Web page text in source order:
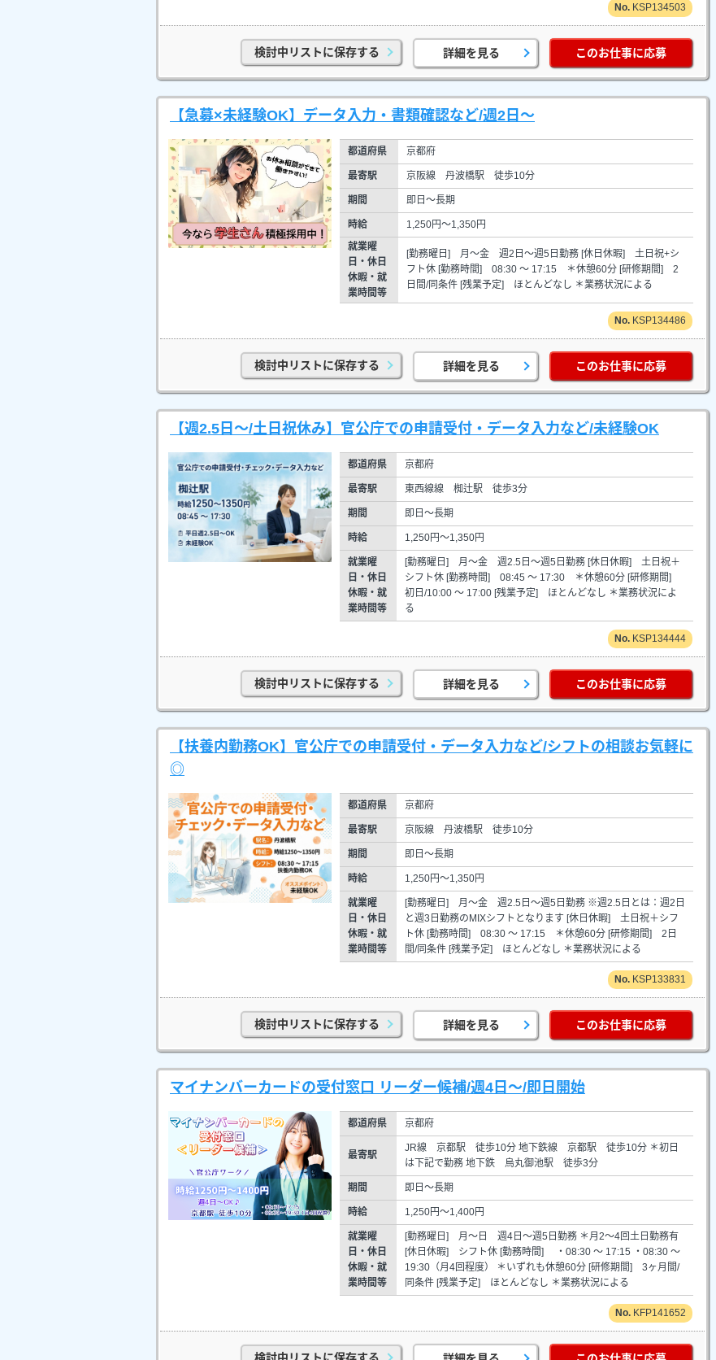
KSP134503
検討中リストに保存する 詳細を見る このお仕事に応募
【急募×未経験OK】データ入力・書類確認など/週2日～
都道府県 京都府
最寄駅 京阪線 丹波橋駅 徒歩10分
期間 即日～長期
時給
1,250円～1,350円
就業曜
日・休日
休暇・就
業時間等
[勤務曜日] 月～金 週2日～週5日勤務 [休日休暇] 土日祝+シ
フト休 [勤務時間] 08:30 ～ 17:15 ＊休憩60分 [研修期間] 2
日間/同条件 [残業予定] ほとんどなし ＊業務状況による
KSP134486
検討中リストに保存する 詳細を見る このお仕事に応募
【週2.5日～/土日祝休み】官公庁での申請受付・データ入力など/未経験OK
都道府県 京都府
最寄駅 東西線線 椥辻駅 徒歩3分
期間 即日～長期
時給 1,250円～1,350円
就業曜
日・休日
休暇・就
業時間等
[勤務曜日] 月～金 週2.5日～週5日勤務 [休日休暇] 土日祝＋
シフト休 [勤務時間] 08:45 ～ 17:30 ＊休憩60分 [研修期間]
初日/10:00 ～ 17:00 [残業予定] ほとんどなし ＊業務状況によ
る
KSP134444
検討中リストに保存する 詳細を見る このお仕事に応募
【扶養内勤務OK】官公庁での申請受付・データ入力など/シフトの相談お気軽に
◎
都道府県 京都府
最寄駅 京阪線 丹波橋駅 徒歩10分
期間 即日～長期
時給 1,250円～1,350円
就業曜
日・休日
休暇・就
業時間等
[勤務曜日] 月～金 週2.5日～週5日勤務 ※週2.5日とは：週2日
と週3日勤務のMIXシフトとなります [休日休暇] 土日祝＋シフ
ト休 [勤務時間] 08:30 ～ 17:15 ＊休憩60分 [研修期間] 2日
間/同条件 [残業予定] ほとんどなし ＊業務状況による
KSP133831
検討中リストに保存する 詳細を見る このお仕事に応募
マイナンバーカードの受付窓口 リーダー候補/週4日～/即日開始
都道府県 京都府
最寄駅
JR線 京都駅 徒歩10分 地下鉄線 京都駅 徒歩10分 ＊初日
は下記で勤務 地下鉄 烏丸御池駅 徒歩3分
期間 即日～長期
時給 1,250円～1,400円
就業曜
日・休日
休暇・就
業時間等
[勤務曜日] 月～日 週4日～週5日勤務 ＊月2～4回土日勤務有
[休日休暇] シフト休 [勤務時間] ・08:30 ～ 17:15 ・08:30 ～
19:30（月4回程度） ＊いずれも休憩60分 [研修期間] 3ヶ月間/
同条件 [残業予定] ほとんどなし ＊業務状況による
KFP141652
検討中リストに保存する